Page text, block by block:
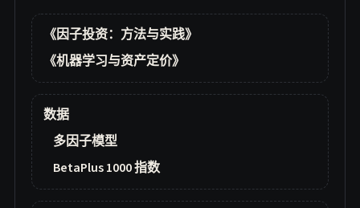
《因子投资：方法与实践》
《机器学习与资产定价》
数据
多因子模型
BetaPlus 1000 指数